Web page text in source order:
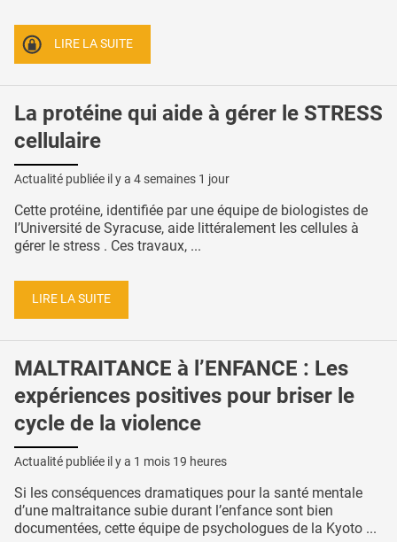
LIRE LA SUITE
La protéine qui aide à gérer le STRESS
cellulaire
Actualité publiée il y a 4 semaines 1 jour
Cette protéine, identifiée par une équipe de biologistes de
l’Université de Syracuse, aide littéralement les cellules à
gérer le stress . Ces travaux, ...
LIRE LA SUITE
MALTRAITANCE à l’ENFANCE : Les
expériences positives pour briser le
cycle de la violence
Actualité publiée il y a 1 mois 19 heures
Si les conséquences dramatiques pour la santé mentale
d’une maltraitance subie durant l’enfance sont bien
documentées, cette équipe de psychologues de la Kyoto ...